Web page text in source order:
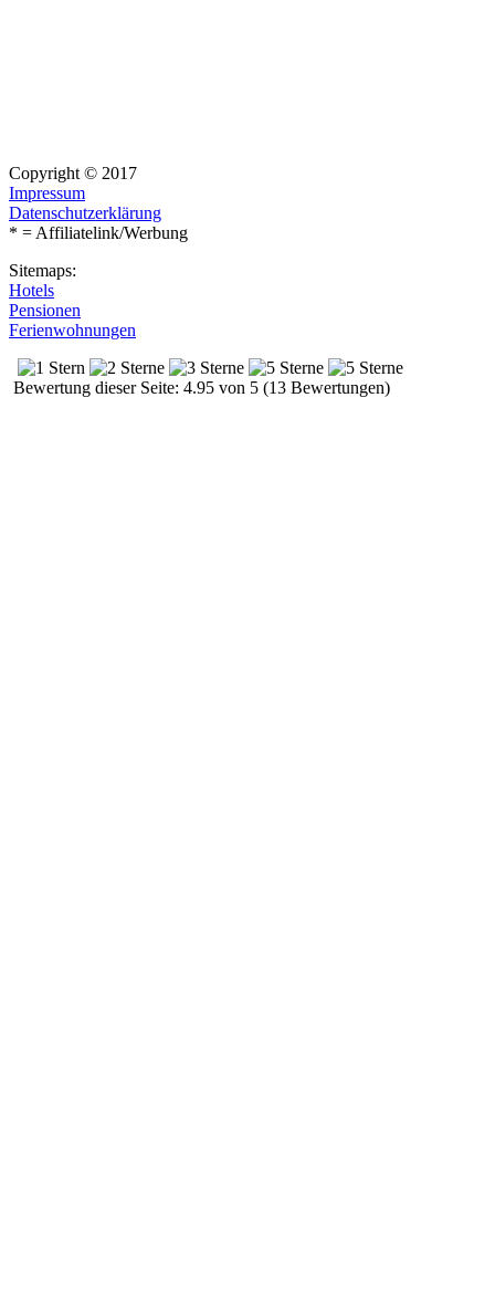
Copyright © 2017
Impressum
Datenschutzerklärung
* = Affiliatelink/Werbung
Sitemaps:
Hotels
Pensionen
Ferienwohnungen
Bewertung dieser Seite: 4.95 von 5 (13 Bewertungen)